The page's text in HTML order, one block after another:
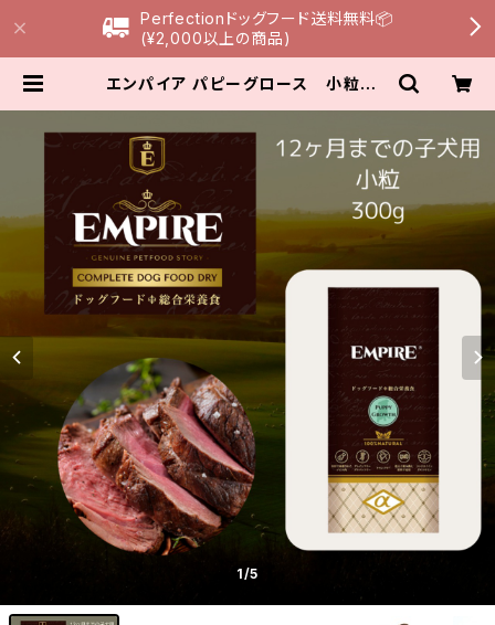
Perfectionドッグフード送料無料📦
(¥2,000以上の商品)
エンパイア パピーグロース 小粒 3
ach Lily Dog
1/5